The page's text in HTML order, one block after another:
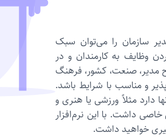
سازمان را می‌توان سبک
وظایف به کارمندان و در
صنعت، کشور، فرهنگ
و مناسب با شرایط باشد.
دارد مثلاً ورزشی یا هنری و
خاصی داشت. با این نرم‌افزار
گیری خواهید داشت.